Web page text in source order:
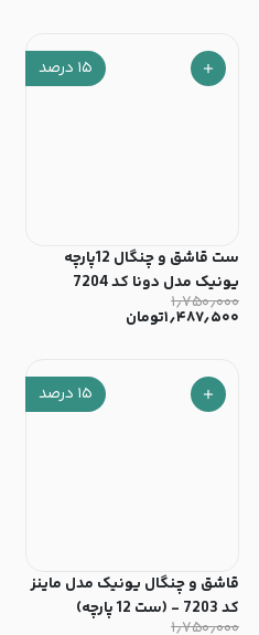
۱۵ درصد
ست قاشق و چنگال 12پارچه
یونیک مدل دونا کد 7204
۱٫۷۵۰٫۰۰۰
۱٫۴۸۷٫۵۰۰تومان
۱۵ درصد
قاشق و چنگال یونیک مدل ماینز
کد 7203 - (ست 12 پارچه)
۱٫۷۵۰٫۰۰۰